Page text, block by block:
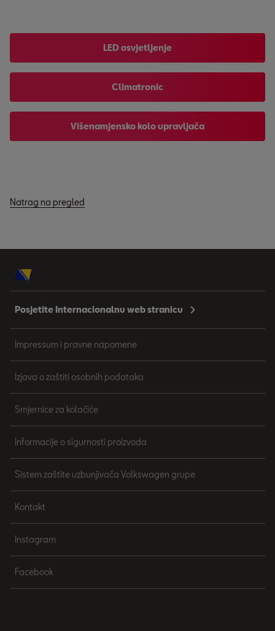
LED osvjetljenje
Climatronic
Višenamjensko kolo upravljača
Natrag na pregled
Posjetite Internacionalnu web stranicu
Impressum i pravne napomene
Izjava o zaštiti osobnih podataka
Smjernice za kolačiće
Informacije o sigurnosti proizvoda
Sistem zaštite uzbunjivača Volkswagen grupe
Kontakt
Instagram
Facebook